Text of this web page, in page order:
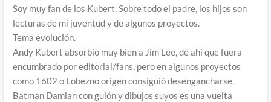
Soy muy fan de los Kubert. Sobre todo el padre, los hijos son
lecturas de mi juventud y de algunos proyectos.
Tema evolución.
Andy Kubert absorbió muy bien a Jim Lee, de ahí que fuera
encumbrado por editorial/fans, pero en algunos proyectos
como 1602 o Lobezno origen consiguió desengancharse.
Batman Damian con guión y dibujos suyos es una vuelta